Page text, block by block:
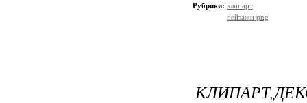
Рубрики: клипарт
пейзажи png